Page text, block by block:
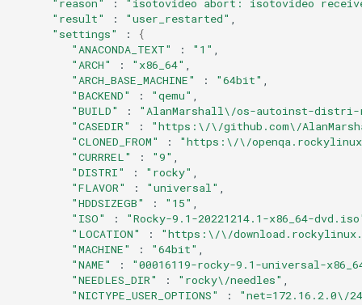
"result"
: "user_restarted"
"settings"
:
{
"ANACONDA_TEXT"
: "1"
"ARCH"
: "x86_64"
"ARCH_BASE_MACHINE"
: "64bit"
"BACKEND"
: "qemu"
"BUILD"
:
"AlanMarshall\/os-autoinst-distri-
"CASEDIR"
:
"https:\/\/github.com\/
"CLONED_FROM"
:
"https:\/\/
"CURRREL"
: "9"
"DISTRI"
: "rocky"
"FLAVOR"
: "universal"
"HDDSIZEGB"
: "15"
"ISO"
:
"Rocky-9.1-20221214.1-x86_64-
"LOCATION"
:
"https:\/\/
"MACHINE"
: "64bit"
"NAME"
:
"00016119-rocky-9.1-universal-
"NEEDLES_DIR"
: "rocky\/needles"
"NICTYPE_USER_OPTIONS"
:
"net=172.16.2.0\/